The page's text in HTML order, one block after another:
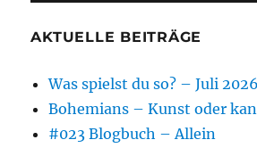
AKTUELLE BEITRÄGE
Was spielst du so? – Juli 2026
Bohemians – Kunst oder
#023 Blogbuch – Allein